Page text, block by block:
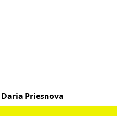
Daria Priesnova